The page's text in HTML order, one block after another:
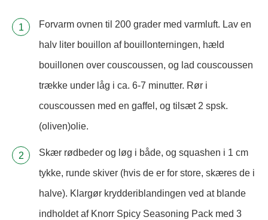
Forvarm ovnen til 200 grader med varmluft. Lav en
halv liter bouillon af bouillonterningen, hæld
bouillonen over couscoussen, og lad couscoussen
trække under låg i ca. 6-7 minutter. Rør i
couscoussen med en gaffel, og tilsæt 2 spsk.
(oliven)olie.
Skær rødbeder og løg i både, og squashen i 1 cm
tykke, runde skiver (hvis de er for store, skæres de i
halve). Klargør krydderiblandingen ved at blande
indholdet af Knorr Spicy Seasoning Pack med 3